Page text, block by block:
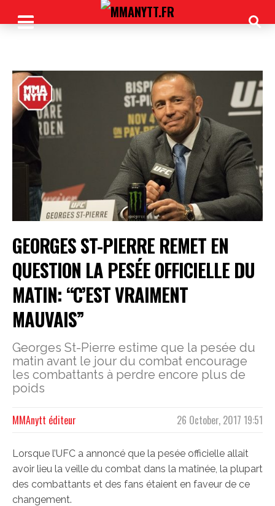
GEORGES ST-PIERRE REMET EN
QUESTION LA PESÉE OFFICIELLE DU
MATIN: “C’EST VRAIMENT
MAUVAIS”
Georges St-Pierre estime que la pesée du
matin avant le jour du combat encourage
les combattants à perdre encore plus de
poids
26 October, 2017 19:51
MMAnytt éditeur
Lorsque l’UFC a annoncé que la pesée officielle allait
avoir lieu la veille du combat dans la matinée, la plupart
des combattants et des fans étaient en faveur de ce
changement.